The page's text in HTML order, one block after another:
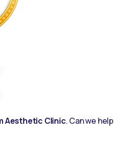
Aesthetic Clinic. Can we help